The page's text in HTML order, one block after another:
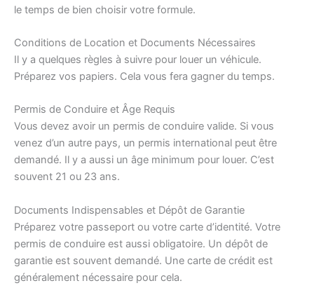
le temps de bien choisir votre formule.
Conditions de Location et Documents Nécessaires
Il y a quelques règles à suivre pour louer un véhicule.
Préparez vos papiers. Cela vous fera gagner du temps.
Permis de Conduire et Âge Requis
Vous devez avoir un permis de conduire valide. Si vous
venez d’un autre pays, un permis international peut être
demandé. Il y a aussi un âge minimum pour louer. C’est
souvent 21 ou 23 ans.
Documents Indispensables et Dépôt de Garantie
Préparez votre passeport ou votre carte d’identité. Votre
permis de conduire est aussi obligatoire. Un dépôt de
garantie est souvent demandé. Une carte de crédit est
généralement nécessaire pour cela.